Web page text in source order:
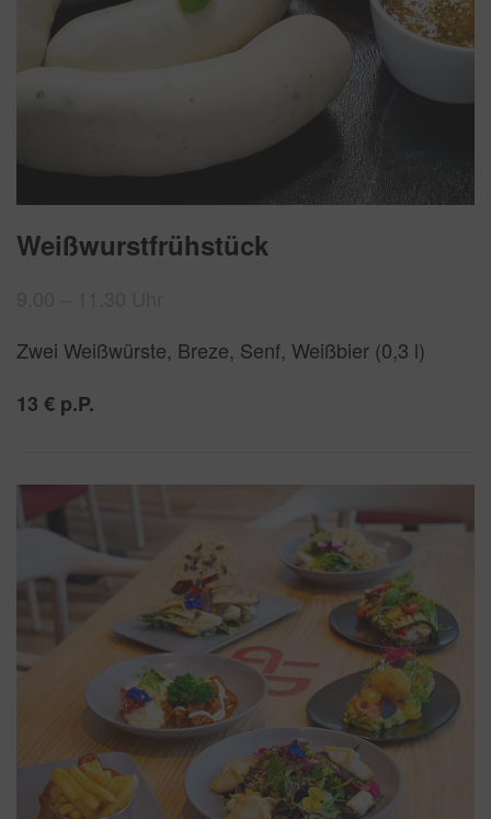
Weißwurstfrühstück
Zwei Weißwürste, Breze, Senf, Weißbier (0,3 l)
13 € p.P.